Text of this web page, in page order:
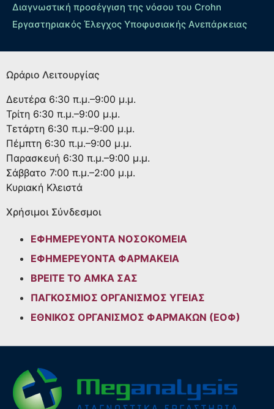
Διαγνωστική προσέγγιση της νόσου του Crohn
Εργαστηριακός Έλεγχος Υποφυσιακής Ανεπάρκειας
Ωράριο Λειτουργίας
Δευτέρα 6:30 π.μ.–9:00 μ.μ.
Τρίτη 6:30 π.μ.–9:00 μ.μ.
Τετάρτη 6:30 π.μ.–9:00 μ.μ.
Πέμπτη 6:30 π.μ.–9:00 μ.μ.
Παρασκευή 6:30 π.μ.–9:00 μ.μ.
Σάββατο 7:00 π.μ.–2:00 μ.μ.
Κυριακή Κλειστά
Χρήσιμοι Σύνδεσμοι
ΕΦΗΜΕΡΕΥΟΝΤΑ ΝΟΣΟΚΟΜΕΙΑ
ΕΦΗΜΕΡΕΥΟΝΤΑ ΦΑΡΜΑΚΕΙΑ
ΒΡΕΙΤΕ ΤΟ ΑΜΚΑ ΣΑΣ
ΠΑΓΚΟΣΜΙΟΣ ΟΡΓΑΝΙΣΜΟΣ ΥΓΕΙΑΣ
ΕΘΝΙΚΟΣ ΟΡΓΑΝΙΣΜΟΣ ΦΑΡΜΑΚΩΝ (ΕΟΦ)